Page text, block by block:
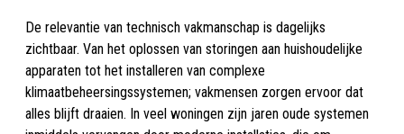
De relevantie van technisch vakmanschap is dagelijks
zichtbaar. Van het oplossen van storingen aan huishoudelijke
apparaten tot het installeren van complexe
klimaatbeheersingssystemen; vakmensen zorgen ervoor dat
alles blijft draaien. In veel woningen zijn jaren oude systemen